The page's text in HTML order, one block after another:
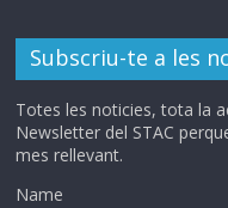
Subscriu-te a les
Totes les noticies, tota la
Newsletter del STAC
mes rellevant.
Name